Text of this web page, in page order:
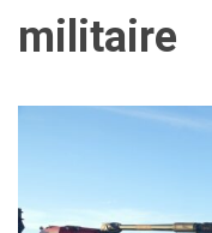
militaire